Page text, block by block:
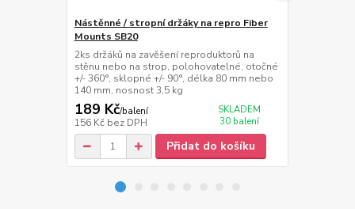
Nástěnné / stropní držáky na repro Fiber
Mounts SB20
2ks držáků na zavěšení reproduktorů na
stěnu nebo na strop, polohovatelné, otočné
+/- 360°, sklopné +/- 90°, délka 80 mm nebo
140 mm, nosnost 3,5 kg
189 Kč/balení
156 Kč bez DPH
SKLADEM
30 balení
Přidat do košíku